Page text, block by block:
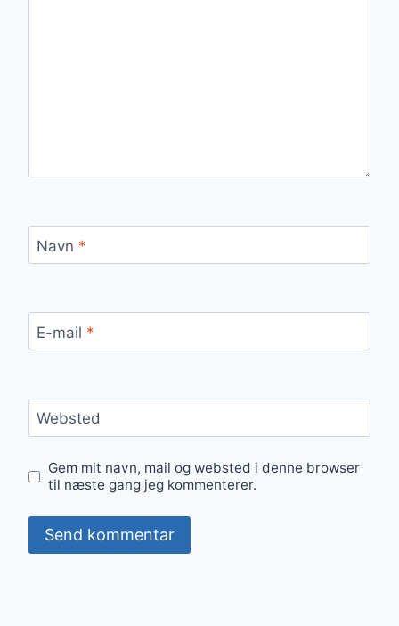
Navn *
E-mail *
Websted
Gem mit navn, mail og websted i denne browser
til næste gang jeg kommenterer.